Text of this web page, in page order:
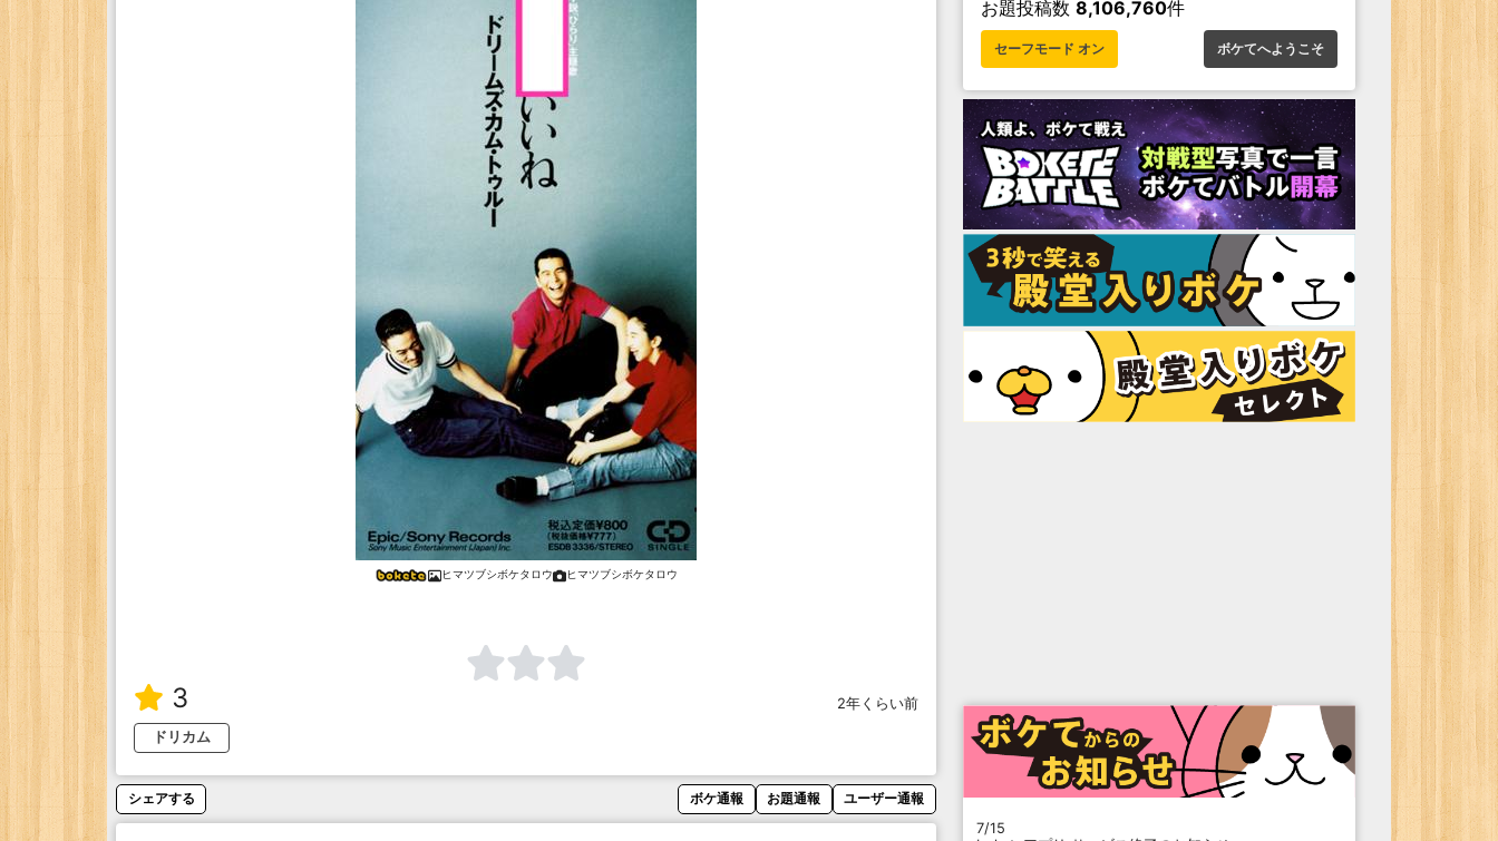
ヒマツブシボケタロウ ヒマツブシボケタロウ
3
2年くらい前
ドリカム
シェアする ボケ通報 お題通報 ユーザー通報
お題投稿数 8,106,760件
セーフモード オン ボケてへようこそ
7/15